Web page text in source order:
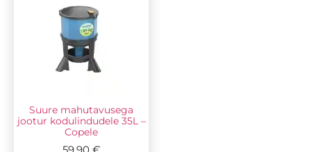
Suure mahutavusega
jootur kodulindudele 35L –
Copele